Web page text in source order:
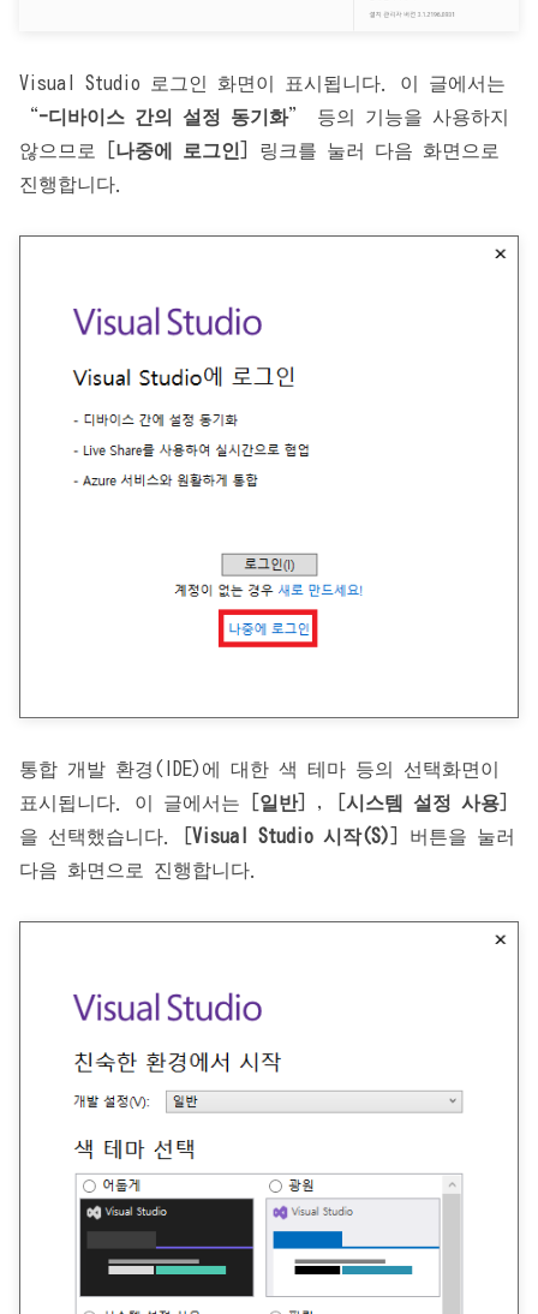
Visual Studio 로그인 화면이 표시됩니다. 이 글에서는
“-디바이스 간의 설정 동기화” 등의 기능을 사용하지
않으므로 [ 나중에 로그인
] 링크를 눌러 다음 화면으로
진행합니다.
통합 개발 환경(IDE)에 대한 색 테마 등의 선택화면이
표시됩니다. 이 글에서는 [ 일반] , [ 시스템 설정 사용
을 선택했습니다. [ Visual Studio 시작(S)
] 버튼을 눌러
다음 화면으로 진행합니다.